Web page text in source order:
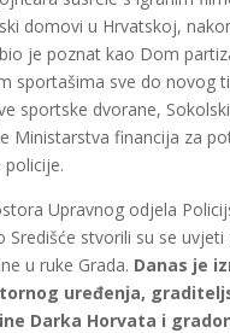
domovi u Hrvatskoj,
je poznat kao Dom
sportašima sve do novog
sportske dvorane,
Ministarstva financija za
policije.
Upravnog odjela
Središće stvorili su se uvjeti
u ruke Grada. Danas je
uređenja,
Darka Horvata i